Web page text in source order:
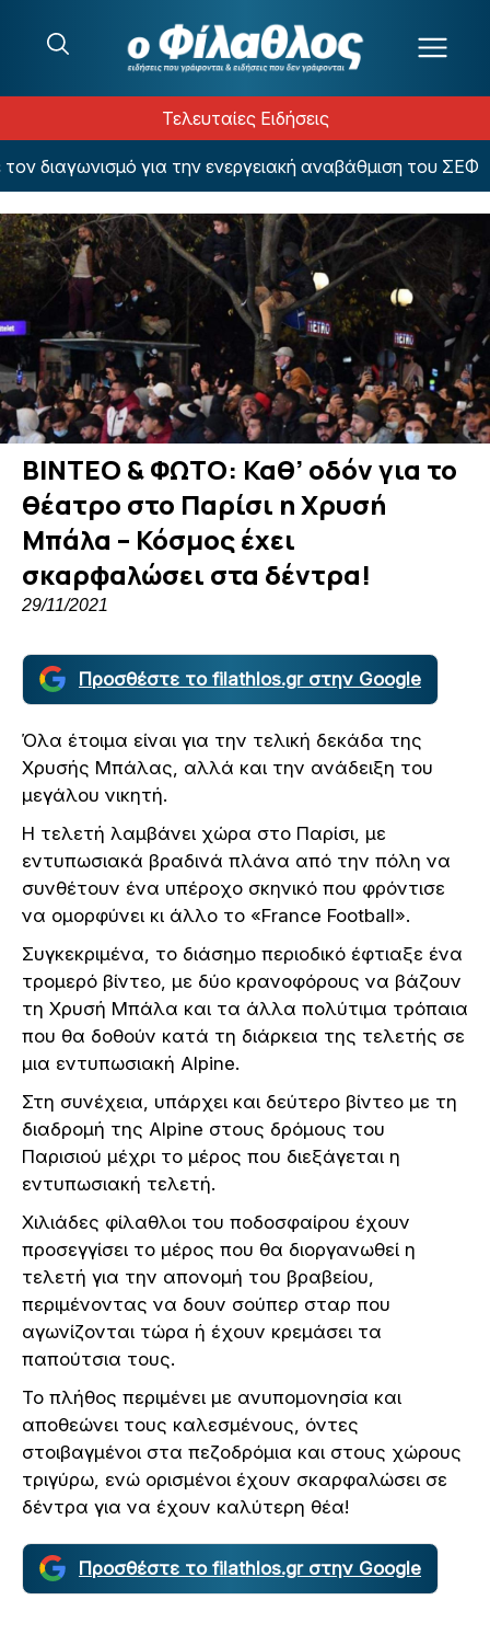
Τελευταίες Ειδήσεις
διαγωνισμό για την ενεργειακή αναβάθμιση του ΣΕΦ
ΒΙΝΤΕΟ & ΦΩΤΟ: Καθ’ οδόν για το
θέατρο στο Παρίσι η Χρυσή
Μπάλα – Κόσμος έχει
σκαρφαλώσει στα δέντρα!
29/11/2021
Προσθέστε το filathlos.gr στην Google
Όλα έτοιμα είναι για την τελική δεκάδα της
Χρυσής Μπάλας, αλλά και την ανάδειξη του
μεγάλου νικητή.
Η τελετή λαμβάνει χώρα στο Παρίσι, με
εντυπωσιακά βραδινά πλάνα από την πόλη να
συνθέτουν ένα υπέροχο σκηνικό που φρόντισε
να ομορφύνει κι άλλο το «France Football».
Συγκεκριμένα, το διάσημο περιοδικό έφτιαξε ένα
τρομερό βίντεο, με δύο κρανοφόρους να βάζουν
τη Χρυσή Μπάλα και τα άλλα πολύτιμα τρόπαια
που θα δοθούν κατά τη διάρκεια της τελετής σε
μια εντυπωσιακή Alpine.
Στη συνέχεια, υπάρχει και δεύτερο βίντεο με τη
διαδρομή της Alpine στους δρόμους του
Παρισιού μέχρι το μέρος που διεξάγεται η
εντυπωσιακή τελετή.
Χιλιάδες φίλαθλοι του ποδοσφαίρου έχουν
προσεγγίσει το μέρος που θα διοργανωθεί η
τελετή για την απονομή του βραβείου,
περιμένοντας να δουν σούπερ σταρ που
αγωνίζονται τώρα ή έχουν κρεμάσει τα
παπούτσια τους.
Το πλήθος περιμένει με ανυπομονησία και
αποθεώνει τους καλεσμένους, όντες
στοιβαγμένοι στα πεζοδρόμια και στους χώρους
τριγύρω, ενώ ορισμένοι έχουν σκαρφαλώσει σε
δέντρα για να έχουν καλύτερη θέα!
Προσθέστε το filathlos.gr στην Google